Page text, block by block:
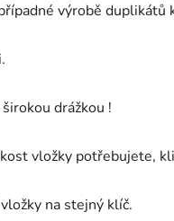
výrobě
drážkou !
vložky potřebujete,
na stejný klíč.